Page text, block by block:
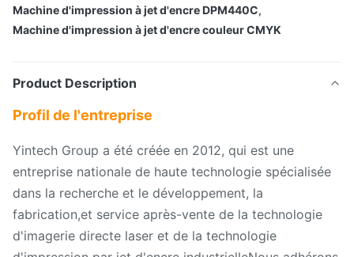
Machine d'impression à jet d'encre DPM440C,
Machine d'impression à jet d'encre couleur CMYK
Product Description
Profil de l'entreprise
Yintech Group a été créée en 2012, qui est une
entreprise nationale de haute technologie spécialisée
dans la recherche et le développement, la
fabrication,et service après-vente de la technologie
d'imagerie directe laser et de la technologie